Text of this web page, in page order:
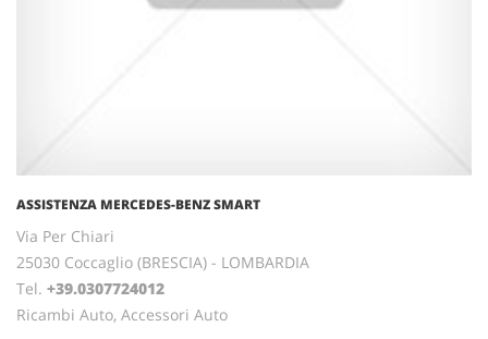
ASSISTENZA MERCEDES-BENZ SMART
Via Per Chiari
25030 Coccaglio (BRESCIA) - LOMBARDIA
Tel. +39.0307724012
Ricambi Auto, Accessori Auto